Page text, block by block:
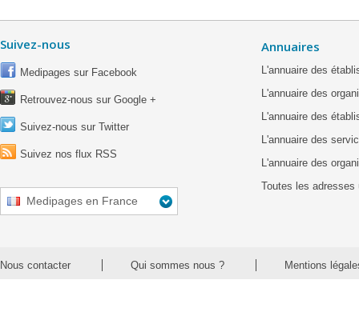
Suivez-nous
Medipages sur Facebook
Retrouvez-nous sur Google +
Suivez-nous sur Twitter
Suivez nos flux RSS
Medipages en France
Annuaires
L'annuaire des
L'annuaire des
L'annuaire des
L'annuaire des
L'annuaire des
Toutes les adresses
Nous contacter Qui sommes nous ? Mentions